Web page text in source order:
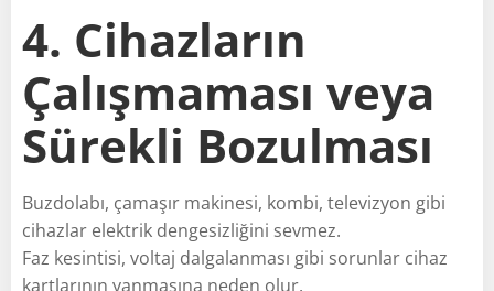
4. Cihazların
Çalışmaması veya
Sürekli Bozulması
Buzdolabı, çamaşır makinesi, kombi, televizyon gibi
cihazlar elektrik dengesizliğini sevmez.
Faz kesintisi, voltaj dalgalanması gibi sorunlar cihaz
kartlarının yanmasına neden olur.